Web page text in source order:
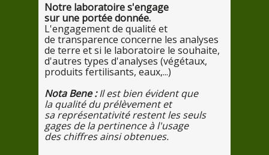
Notre laboratoire s'engage
surune portée donnée.
L'engagementde qualité et
de transparence concerne les analyses
de terre etsi le laboratoire le souhaite,
d'autres types d'analyses (végétaux,
produits fertilisants, eaux,...)
Nota Bene : Ilest bien évident que
laqualitéduprélèvement et
sareprésentativité restentlesseuls
gagesdelapertinenceà l'usage
deschiffres ainsi obtenues.